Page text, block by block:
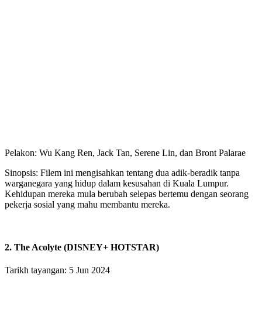
Pelakon: Wu Kang Ren, Jack Tan, Serene Lin, dan Bront Palarae
Sinopsis: Filem ini mengisahkan tentang dua adik-beradik tanpa
warganegara yang hidup dalam kesusahan di Kuala Lumpur.
Kehidupan mereka mula berubah selepas bertemu dengan seorang
pekerja sosial yang mahu membantu mereka.
2. The Acolyte (DISNEY+ HOTSTAR)
Tarikh tayangan: 5 Jun 2024